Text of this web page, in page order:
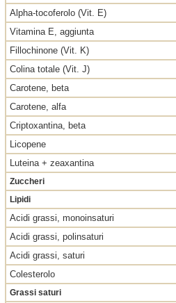
Alpha-tocoferolo (Vit. E)
Vitamina E, aggiunta
Fillochinone (Vit. K)
Colina totale (Vit. J)
Carotene, beta
Carotene, alfa
Criptoxantina, beta
Licopene
Luteina + zeaxantina
Zuccheri
Lipidi
Acidi grassi, monoinsaturi
Acidi grassi, polinsaturi
Acidi grassi, saturi
Colesterolo
Grassi saturi